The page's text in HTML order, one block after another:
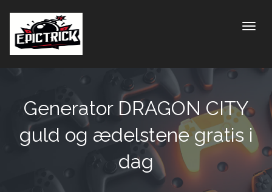
Generator DRAGON CITY
guld og ædelstene gratis i
dag